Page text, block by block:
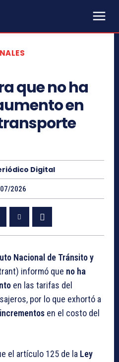
que no ha
en
Digital
2026
Nacional de Tránsito y
informó que no ha
en las tarifas del
por lo que exhortó a
en el costo del
el artículo 125 de la Ley